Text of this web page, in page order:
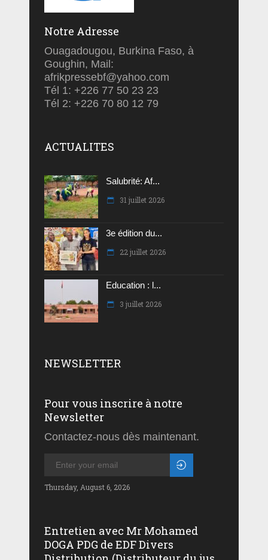
Notre Adresse
Ouagadougou, Burkina Faso, à
Goughin, Mail:
afrikpressebf@yahoo.com
Tél 1: +226 77 50 23 23
Tél 2: +226 70 80 12 79
ACTUALITES
Salubrité: Af...
31 juillet 2026
3e édition du...
22 juillet 2026
Education : l...
3 juillet 2026
NEWSLETTER
Pour vous inscrire à notre
Newsletter
Contactez-nous dès maintenant.
Thursday, August 6, 2026
Entretien avec Mr Mohamed
DOGA PDG de EDF Divers